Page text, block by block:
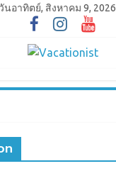
วันอาทิตย์, สิงหาคม 9, 2026